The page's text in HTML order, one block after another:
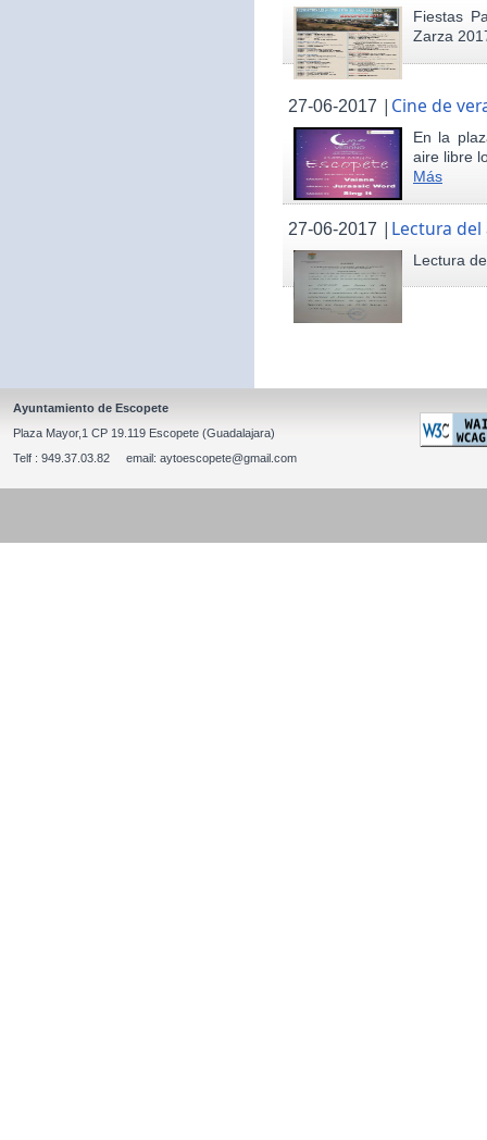
Fiestas
Zarza
27-06-2017 | Cine de
En la
aire libre
Más
27-06-2017 | Lectura del
Lectura
Ayuntamiento de Escopete
Plaza Mayor,1 CP 19.119 Escopete (Guadalajara)
Telf : 949.37.03.82 email: aytoescopete@gmail.com